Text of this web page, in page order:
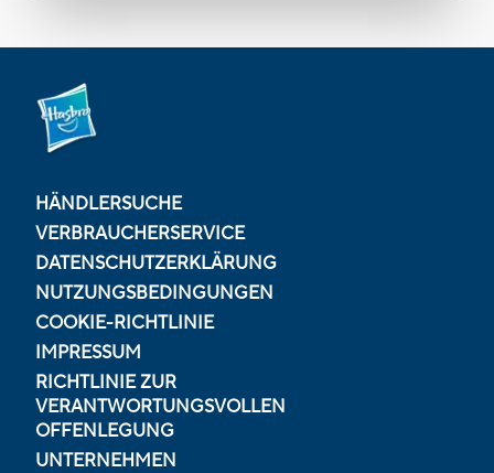
HÄNDLERSUCHE
VERBRAUCHERSERVICE
DATENSCHUTZERKLÄRUNG
NUTZUNGSBEDINGUNGEN
COOKIE-RICHTLINIE
IMPRESSUM
RICHTLINIE ZUR
VERANTWORTUNGSVOLLEN
OFFENLEGUNG
UNTERNEHMEN